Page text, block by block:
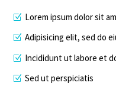
Lorem ipsum dolor sit
Adipisicing elit, sed do
Incididunt ut labore et
Sed ut perspiciatis